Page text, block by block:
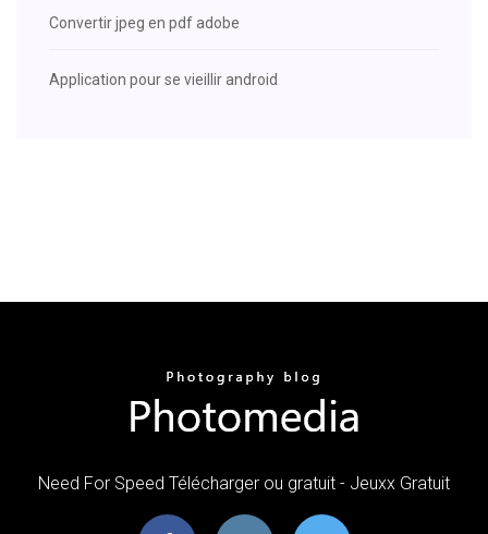
Convertir jpeg en pdf adobe
Application pour se vieillir android
Need For Speed Télécharger ou gratuit - Jeuxx Gratuit